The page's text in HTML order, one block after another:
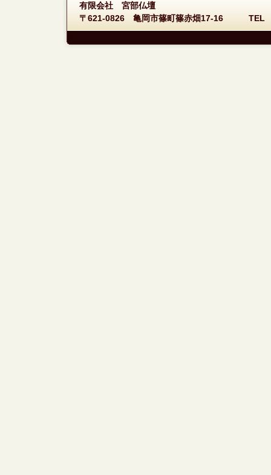
有限会社 宮部仏壇
〒621-0826 亀岡市篠町篠赤畑17-16